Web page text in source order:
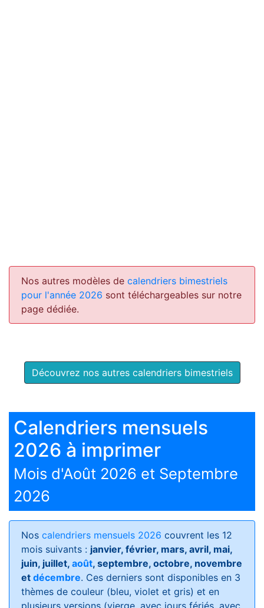
Nos autres modèles de calendriers bimestriels
pour l'année 2026 sont téléchargeables sur notre
page dédiée.
Découvrez nos autres calendriers bimestriels
Calendriers mensuels
2026 à imprimer
Mois d'Août 2026 et Septembre
2026
Nos calendriers mensuels 2026 couvrent les 12
mois suivants : janvier, février, mars, avril, mai,
juin, juillet, août, septembre, octobre, novembre
et décembre. Ces derniers sont disponibles en 3
thèmes de couleur (bleu, violet et gris) et en
plusieurs versions (vierge, avec jours fériés, avec